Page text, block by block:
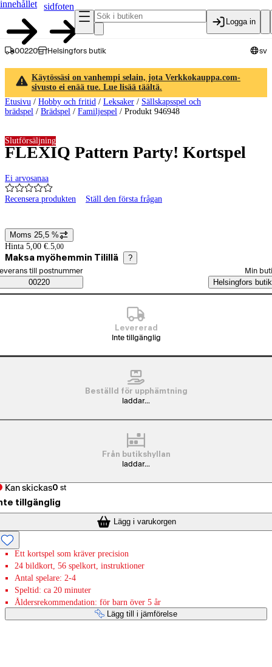
innehållet
sidfoten
Logga in
00220 Helsingfors butik sv
Käytössäsi on vanhempi selain, jota Verkkokauppa.com-
sivusto ei enää tue. Lue lisää täältä.
Etusivu / Hobby och fritid / Leksaker / Sällskapsspel och
brädspel / Brädspel / Familjespel / Produkt 946948
FLEXIQ Pattern Party! Kortspel
Ei arvosanaa
Recensera produkten Ställ den första frågan
Slutförsäljning
Prisinformation
Moms 25,5 %
Hinta 5,00 €. 5,00
Maksa myöhemmin Tilillä ?
Saatavuustiedot
beställningssätt
till postnummer
00220
Min
Helsingfors butik
Levererad
Inte tillgänglig
Beställd för upphämtning
laddar...
Från butikshyllan
laddar...
Kan skickas0 st
tillgänglig
Lägg i varukorgen
Ett kortspel som kräver precision
24 bildkort, 56 spelkort, instruktioner
Antal spelare: 2-4
Speltid: ca 20 minuter
Åldersrekommendation: för barn över 5 år
Lägg till i jämförelse